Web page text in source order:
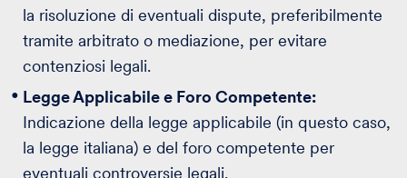
la risoluzione di eventuali dispute, preferibilmente
tramite arbitrato o mediazione, per evitare
contenziosi legali.
Legge Applicabile e Foro Competente:
Indicazione della legge applicabile (in questo caso,
la legge italiana) e del foro competente per
eventuali controversie legali.